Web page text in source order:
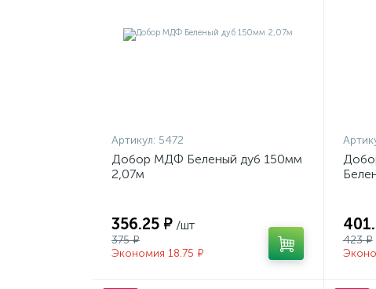
Артикул: 5472
Добор МДФ Беленый дуб 150мм
2,07м
356.25 ₽ /шт
375 ₽
Экономия 18.75 ₽
423 ₽